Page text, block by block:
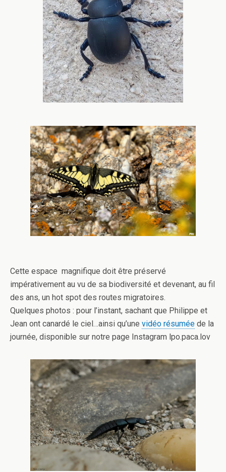
Cette espace magnifique doit être préservé
impérativement au vu de sa biodiversité et devenant, au fil
des ans, un hot spot des routes migratoires.
Quelques photos : pour l’instant, sachant que Philippe et
Jean ont canardé le ciel…ainsi qu’une vidéo résumée de la
journée, disponible sur notre page Instagram lpo.paca.lov